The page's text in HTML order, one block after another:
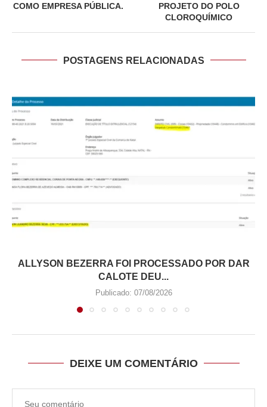
COMO EMPRESA PÚBLICA.
PROJETO DO POLO
CLOROQUÍMICO
POSTAGENS RELACIONADAS
ALLYSON BEZERRA FOI PROCESSADO POR DAR
CALOTE DEU...
Publicado: 07/08/2026
DEIXE UM COMENTÁRIO